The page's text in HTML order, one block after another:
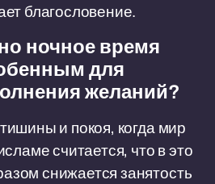
благословение.
ночное время
для
желаний?
и покоя, когда мир
считается, что в это
снижается занятость